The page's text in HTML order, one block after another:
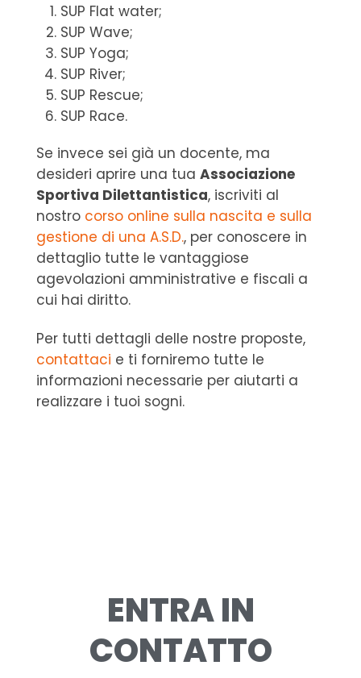
SUP Flat water;
SUP Wave;
SUP Yoga;
SUP River;
SUP Rescue;
SUP Race.
Se invece sei già un docente, ma
desideri aprire una tua Associazione
Sportiva Dilettantistica, iscriviti al
nostro corso online sulla nascita e sulla
gestione di una A.S.D., per conoscere in
dettaglio tutte le vantaggiose
agevolazioni amministrative e fiscali a
cui hai diritto.
Per tutti dettagli delle nostre proposte,
contattaci e ti forniremo tutte le
informazioni necessarie per aiutarti a
realizzare i tuoi sogni.
ENTRA IN
CONTATTO